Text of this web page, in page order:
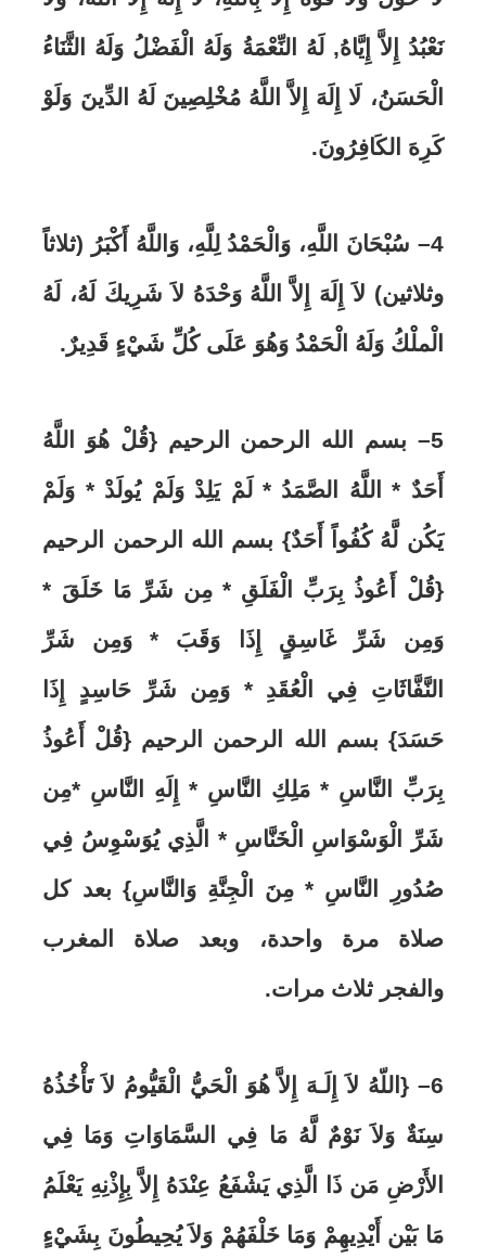
نَعْبُدُ إِلاَّ إِيَّاهُ, لَهُ النِّعْمَةُ وَلَهُ الْفَضْلُ وَلَهُ الثَّنَاءُ
الْحَسَنُ، لَا إِلَهَ إِلاَّ اللَّهُ مُخْلِصِينَ لَهُ الدِّينَ وَلَوْ
كَرِهَ الكَافِرُونَ.
4– سُبْحَانَ اللَّهِ، وَالْحَمْدُ لِلَّهِ، وَاللَّهُ أَكْبَرُ (ثلاثاً
وثلاثين) لاَ إِلَهَ إِلاَّ اللَّهُ وَحْدَهُ لاَ شَرِيكَ لَهُ، لَهُ
الْملْكُ وَلَهُ الْحَمْدُ وَهُوَ عَلَى كُلِّ شَيْءٍ قَدِيرٌ .
5
– بسم الله الرحمن الرحيم {قُلْ هُوَ اللَّهُ
أَحَدٌ * اللَّهُ الصَّمَدُ * لَمْ يَلِدْ وَلَمْ يُولَدْ * وَلَمْ
يَكُن لَّهُ كُفُواً أَحَدٌ} بسم الله الرحمن الرحيم
{قُلْ أَعُوذُ بِرَبِّ الْفَلَقِ * مِن شَرِّ مَا خَلَقَ *
وَمِن شَرِّ غَاسِقٍ إِذَا وَقَبَ * وَمِن شَرِّ
النَّفَّاثَاتِ فِي الْعُقَدِ * وَمِن شَرِّ حَاسِدٍ إِذَا
حَسَدَ} بسم الله الرحمن الرحيم {قُلْ أَعُوذُ
بِرَبِّ النَّاسِ * مَلِكِ النَّاسِ * إِلَهِ النَّاسِ *مِن
شَرِّ الْوَسْوَاسِ الْخَنَّاسِ * الَّذِي يُوَسْوِسُ فِي
صُدُورِ النَّاسِ * مِنَ الْجِنَّةِ وَالنَّاسِ} بعد كل
صلاة مرة واحدة، وبعد صلاة المغرب
والفجر ثلاث مرات.
6
–{اللّهُ لاَ إِلَـهَ إِلاَّ هُوَ الْحَيُّ الْقَيُّومُ لاَ تَأْخُذُهُ
سِنَةٌ وَلاَ نَوْمٌ لَّهُ مَا فِي السَّمَاوَاتِ وَمَا فِي
الأَرْضِ مَن ذَا الَّذِي يَشْفَعُ عِنْدَهُ إِلاَّ بِإِذْنِهِ يَعْلَمُ
مَا بَيْن أَيْدِيهِمْ وَمَا خَلْفَهُمْ وَلاَ يُحِيطُونَ بِشَيْءٍ